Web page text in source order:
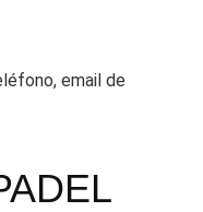
email de